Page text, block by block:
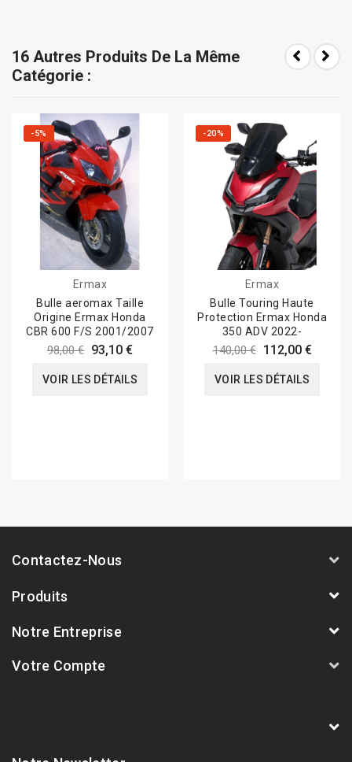
16 Autres Produits De La Même
Catégorie :
-5%
Ermax
Bulle aeromax Taille
Origine Ermax Honda
CBR 600 F/S 2001/2007
98,00 € 93,10 €
VOIR LES DÉTAILS
-20%
Ermax
Bulle Touring Haute
Protection Ermax Honda
350 ADV 2022-
140,00 € 112,00 €
VOIR LES DÉTAILS
Contactez-Nous
Produits
Notre Entreprise
Votre Compte